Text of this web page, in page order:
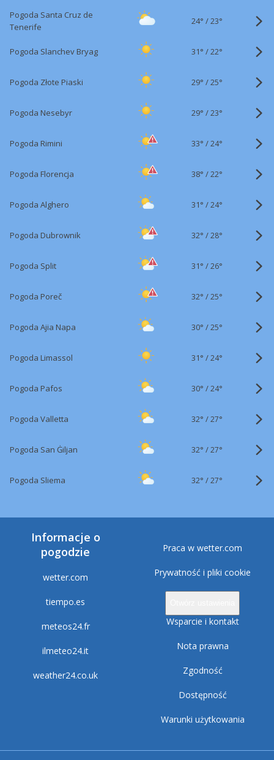
Pogoda Santa Cruz de
Tenerife
24° /23°
Pogoda Slanchev Bryag 31° /22°
Pogoda Złote Piaski 29° /25°
Pogoda Nesebyr 29° /23°
Pogoda Rimini 33° /24°
Pogoda Florencja 38° /22°
Pogoda Alghero 31° /24°
Pogoda Dubrownik 32° /28°
Pogoda Split 31° /26°
Pogoda Poreč 32° /25°
Pogoda Ajia Napa 30° /25°
Pogoda Limassol 31° /24°
Pogoda Pafos 30° /24°
Pogoda Valletta 32° /27°
Pogoda San Ġiljan 32° /27°
Pogoda Sliema 32° /27°
Informacje o
pogodzie
wetter.com
tiempo.es
meteos24.fr
ilmeteo24.it
weather24.co.uk
Praca w wetter.com
Prywatność i pliki cookie
Wsparcie i kontakt
Nota prawna
Zgodność
Dostępność
Warunki użytkowania